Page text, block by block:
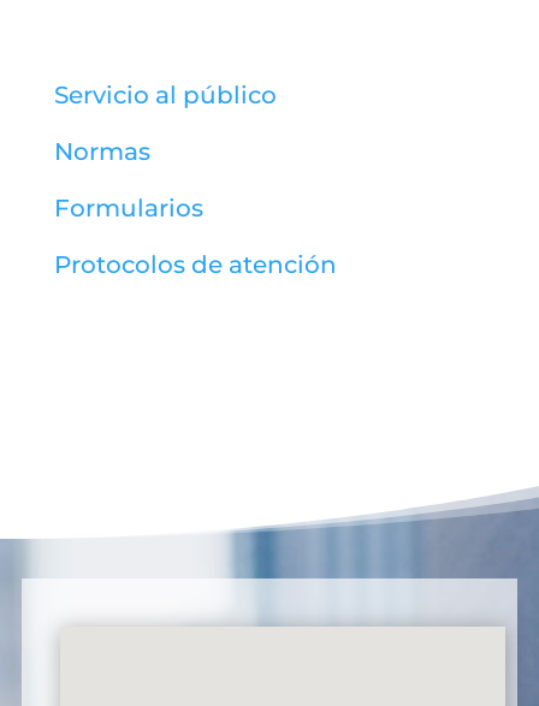
Servicio al público
Normas
Formularios
Protocolos de atención